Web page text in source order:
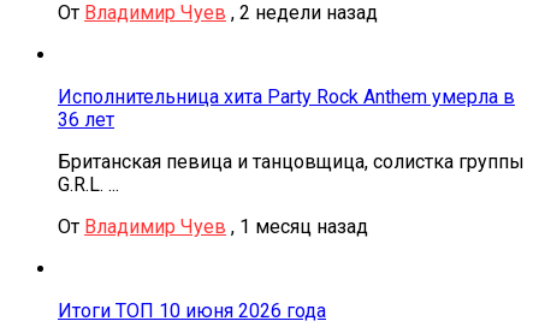
От Владимир Чуев , 2 недели назад
Исполнительница хита Party Rock Anthem умерла в
36 лет
Британская певица и танцовщица, солистка группы
G.R.L. ...
От Владимир Чуев , 1 месяц назад
Итоги ТОП 10 июня 2026 года